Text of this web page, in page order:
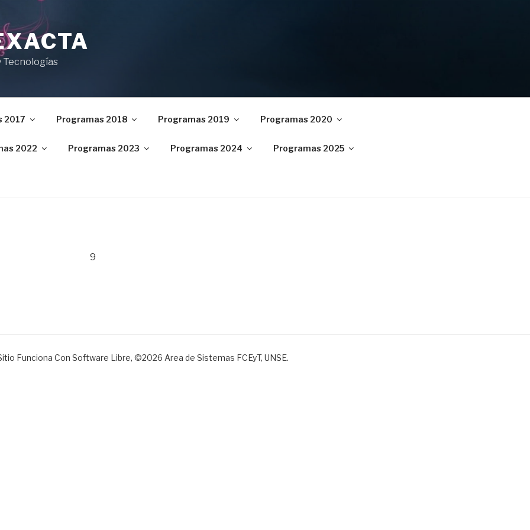
Tecnologías
2017 Programas 2018 Programas 2019 Programas 2020
2022 Programas 2023 Programas 2024 Programas 2025
9
Funciona Con Software Libre, ©2026 Area de Sistemas FCEyT, UNSE.